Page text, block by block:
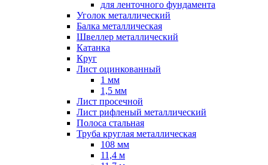
для ленточного фундамента
Уголок металлический
Балка металлическая
Швеллер металлический
Катанка
Круг
Лист оцинкованный
1 мм
1,5 мм
Лист просечной
Лист рифленый металлический
Полоса стальная
Труба круглая металлическая
108 мм
11,4 м